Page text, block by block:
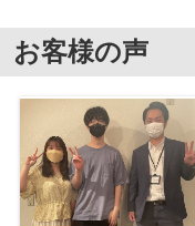
お客様の声